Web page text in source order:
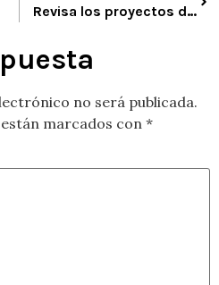
Revisa los proyectos de la expo 2015
no será publicada.
marcados con *